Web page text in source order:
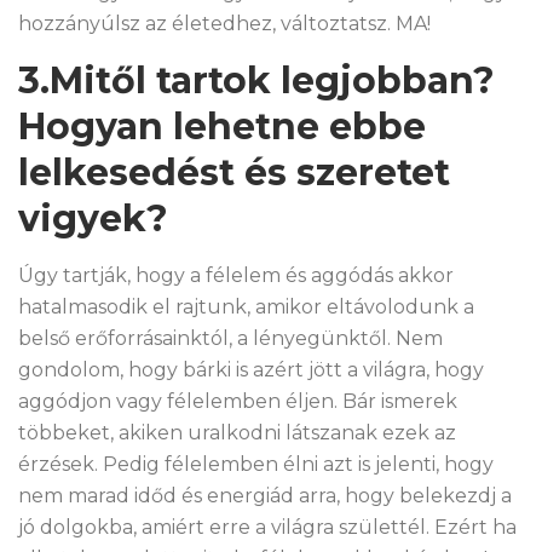
hozzányúlsz az életedhez, változtatsz. MA!
3.Mitől tartok legjobban?
Hogyan lehetne ebbe
lelkesedést és szeretet
vigyek?
Úgy tartják, hogy a félelem és aggódás akkor
hatalmasodik el rajtunk, amikor eltávolodunk a
belső erőforrásainktól, a lényegünktől. Nem
gondolom, hogy bárki is azért jött a világra, hogy
aggódjon vagy félelemben éljen. Bár ismerek
többeket, akiken uralkodni látszanak ezek az
érzések. Pedig félelemben élni azt is jelenti, hogy
nem marad időd és energiád arra, hogy belekezdj a
jó dolgokba, amiért erre a világra születtél. Ezért ha